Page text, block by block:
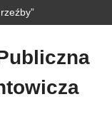
Strefie